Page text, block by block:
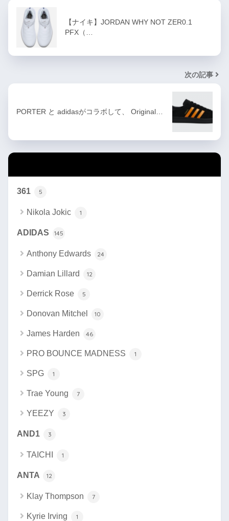
【ナイキ】JORDAN WHY NOT ZER0.1
PFX（…
次の記事
PORTER と adidasがコラボして、 Original…
361 5
Nikola Jokic 1
ADIDAS 145
Anthony Edwards 24
Damian Lillard 12
Derrick Rose 5
Donovan Mitchel 10
James Harden 46
PRO BOUNCE MADNESS 1
SPG 1
Trae Young 7
YEEZY 3
AND1 3
TAICHI 1
ANTA 12
Klay Thompson 7
Kyrie Irving 1